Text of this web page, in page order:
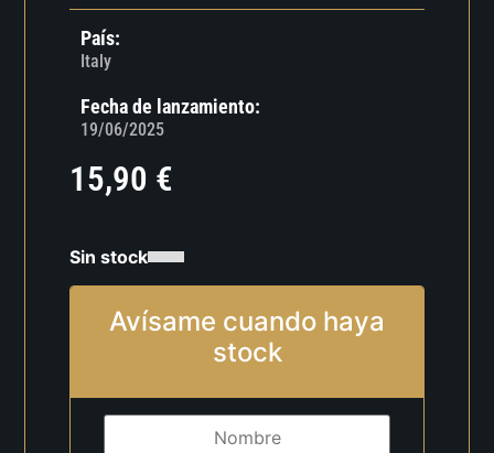
País:
Italy
Fecha de lanzamiento:
19/06/2025
15,90 €
Sin stock
Avísame cuando haya
stock